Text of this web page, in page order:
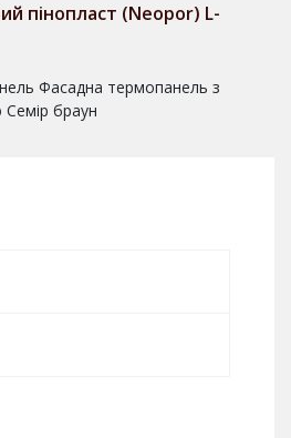
пінопласт (Neopor) L-